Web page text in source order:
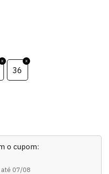
36
o cupom:
até 07/08